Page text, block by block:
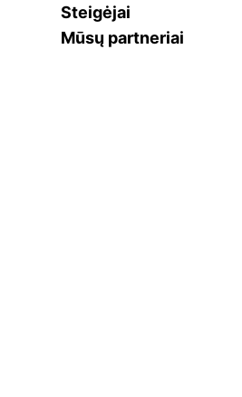
Steigėjai
Mūsų partneriai